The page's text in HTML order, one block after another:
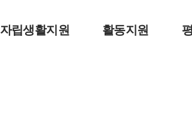
자립생활지원 활동지원